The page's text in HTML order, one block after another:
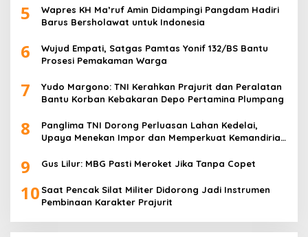
5
Wapres KH Ma’ruf Amin Didampingi Pangdam Hadiri
Barus Bersholawat untuk Indonesia
6
Wujud Empati, Satgas Pamtas Yonif 132/BS Bantu
Prosesi Pemakaman Warga
7
Yudo Margono: TNI Kerahkan Prajurit dan Peralatan
Bantu Korban Kebakaran Depo Pertamina Plumpang
8
Panglima TNI Dorong Perluasan Lahan Kedelai,
Upaya Menekan Impor dan Memperkuat Kemandirian
9 Gus Lilur: MBG Pasti Meroket Jika Tanpa Copet
10 Saat Pencak Silat Militer Didorong Jadi Instrumen
Pembinaan Karakter Prajurit